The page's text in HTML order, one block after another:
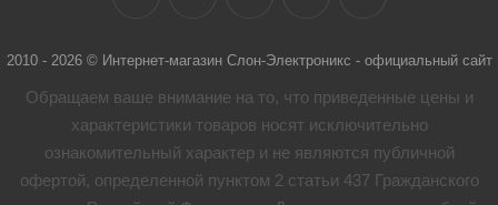
2010 - 2026 © Интернет-магазин Слон-Электроникс - официальный сайт
Обращаем ваше внимание на то, что приведенные цены и
характеристики товaров носят исключительно
ознакомительный характер и не являются публичной
офертой, определенной пунктом 2 статьи 437 Гражданского